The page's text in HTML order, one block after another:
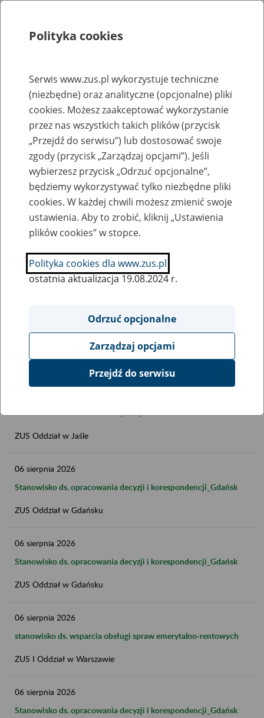
Biuletyn Informacji Publicznej
Wszystkie oferty pracy
Jednostka ZUS:
Data publikacji od
Data publikacji do
Stanowisko ds. orzecznictwa (K/M) Krosno
ZUS Oddział w Jaśle
06 sierpnia 2026
Stanowisko ds. opracowania decyzji i korespondencji_Gdańsk
ZUS Oddział w Gdańsku
06 sierpnia 2026
Stanowisko ds. opracowania decyzji i korespondencji_Gdańsk
ZUS Oddział w Gdańsku
06 sierpnia 2026
stanowisko ds. wsparcia obsługi spraw emerytalno-rentowych
ZUS I Oddział w Warszawie
06 sierpnia 2026
Stanowisko ds. opracowania decyzji i korespondencji_Gdańsk
Polityka cookies
Serwis www.zus.pl wykorzystuje techniczne
(niezbędne) oraz analityczne (opcjonalne) pliki
cookies. Możesz zaakceptować wykorzystanie
przez nas wszystkich takich plików (przycisk
„Przejdź do serwisu”) lub dostosować swoje
zgody (przycisk „Zarządzaj opcjami”). Jeśli
wybierzesz przycisk „Odrzuć opcjonalne”,
będziemy wykorzystywać tylko niezbędne pliki
cookies. W każdej chwili możesz zmienić swoje
ustawienia. Aby to zrobić, kliknij „Ustawienia
plików cookies” w stopce.
Polityka cookies dla www.zus.pl
ostatnia aktualizacja 19.08.2024 r.
Odrzuć opcjonalne
Zarządzaj opcjami
Przejdź do serwisu